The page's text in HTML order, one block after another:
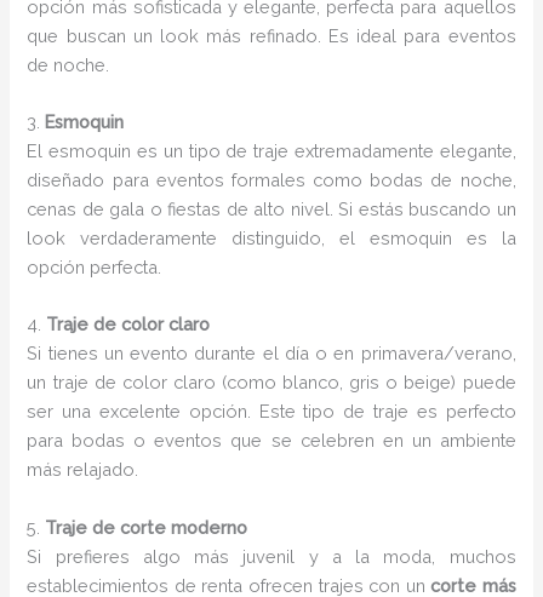
opción más sofisticada y elegante, perfecta para aquellos
que buscan un look más refinado. Es ideal para eventos
de noche.
3. Esmoquin
El esmoquin es un tipo de traje extremadamente elegante,
diseñado para eventos formales como bodas de noche,
cenas de gala o fiestas de alto nivel. Si estás buscando un
look verdaderamente distinguido, el esmoquin es la
opción perfecta.
4. Traje de color claro
Si tienes un evento durante el día o en primavera/verano,
un traje de color claro (como blanco, gris o beige) puede
ser una excelente opción. Este tipo de traje es perfecto
para bodas o eventos que se celebren en un ambiente
más relajado.
5. Traje de corte moderno
Si prefieres algo más juvenil y a la moda, muchos
establecimientos de renta ofrecen trajes con uncorte más